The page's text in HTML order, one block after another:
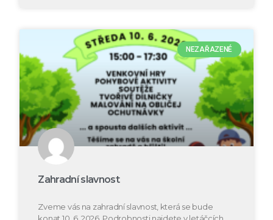
NEZAŘAZENÉ
Zahradní slavnost
Zveme vás na zahradní slavnost, která se bude
konat 10. 6. 2026. Podrobnosti najdete v letáčcích.